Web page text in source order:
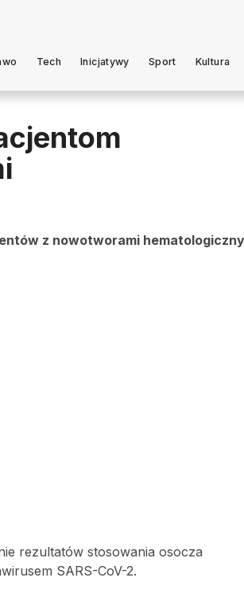
Tech Inicjatywy Sport Kultura
z nowotworami
rezultatów stosowania osocza
SARS-CoV-2.